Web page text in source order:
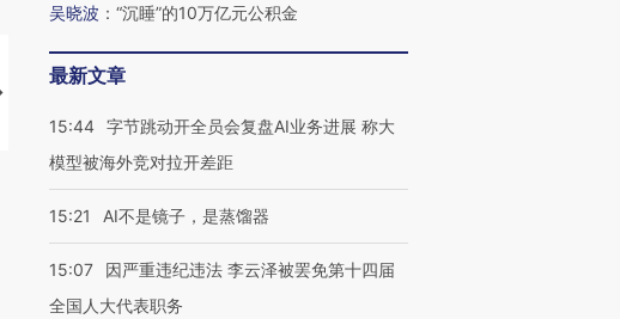
【推广】走进第四届链博
会，让数智科技“链”接产
【特别呈现】寻找100种
有意思的生活方式·第三对
CFO：不靠规模取胜，华
住三大增长引擎是什么？
吴晓波 ： “沉睡”的10万亿元公积金
最新文章
15:44 字节跳动开全员会复盘AI业务进展 称大
模型被海外竞对拉开差距
15:21 AI不是镜子，是蒸馏器
15:07
因严重违纪违法 李云泽被罢免第十四届
全国人大代表职务